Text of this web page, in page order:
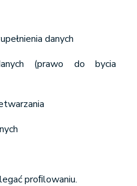
danych
(prawo do bycia
proﬁlowaniu.